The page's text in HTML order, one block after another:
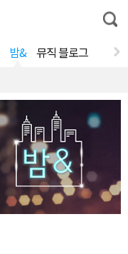
통
합
밤& 뮤직 블로그